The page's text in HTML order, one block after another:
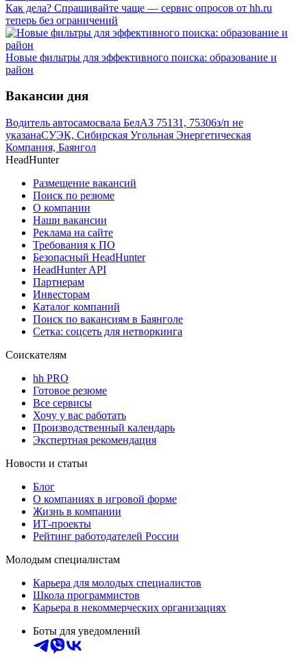
Как дела? Спрашивайте чаще — сервис опросов от hh.ru
теперь без ограничений
Новые фильтры для эффективного поиска: образование и
район
Вакансии дня
Водитель автосамосвала БелАЗ 75131, 75306з/п не
указанаСУЭК, Сибирская Угольная Энергетическая
Компания, Баянгол
HeadHunter
Размещение вакансий
Поиск по резюме
О компании
Наши вакансии
Реклама на сайте
Требования к ПО
Безопасный HeadHunter
HeadHunter API
Партнерам
Инвесторам
Каталог компаний
Поиск по вакансиям в Баянголе
Сетка: соцсеть для нетворкинга
Соискателям
hh PRO
Готовое резюме
Все сервисы
Хочу у вас работать
Производственный календарь
Экспертная рекомендация
Новости и статьи
Блог
О компаниях в игровой форме
Жизнь в компании
ИТ-проекты
Рейтинг работодателей России
Молодым специалистам
Карьера для молодых специалистов
Школа программистов
Карьера в некоммерческих организациях
Боты для уведомлений